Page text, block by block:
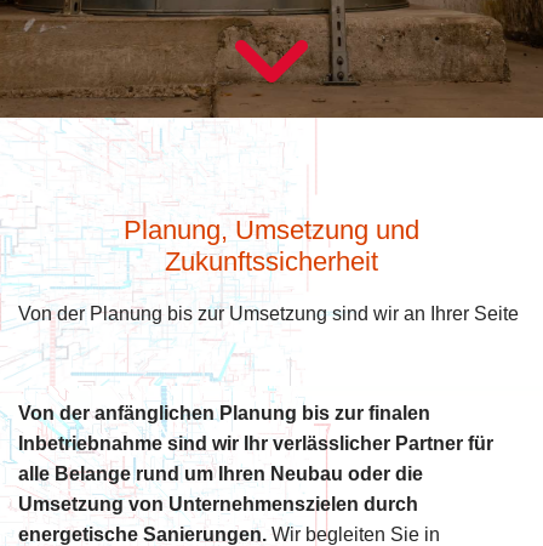
Planung, Umsetzung und
Zukunftssicherheit
Von der Planung bis zur Umsetzung sind wir an Ihrer Seite
Von der anfänglichen Planung bis zur finalen
Inbetriebnahme sind wir Ihr verlässlicher Partner für
alle Belange rund um Ihren Neubau oder die
Umsetzung von Unternehmenszielen durch
energetische Sanierungen. Wir begleiten Sie in